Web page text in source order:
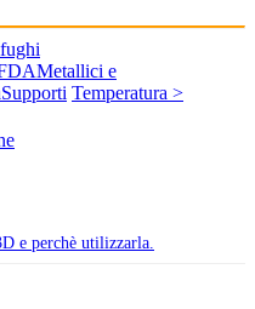
Metallici e
Supporti Temperatura >
e perchè utilizzarla.